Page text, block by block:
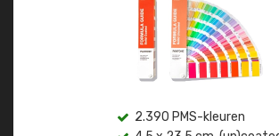
2.390 PMS-kleuren